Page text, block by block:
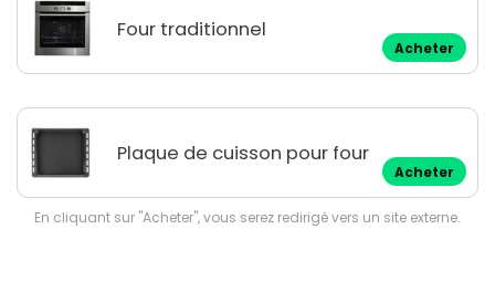
Four traditionnel
Acheter
Plaque de cuisson pour four
Acheter
En cliquant sur "Acheter", vous serez redirigé vers un site externe.